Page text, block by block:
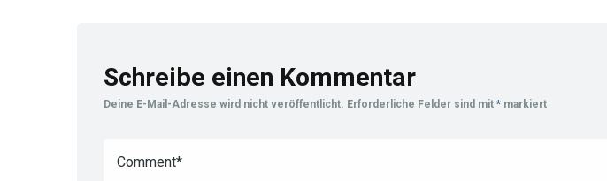
Schreibe einen Kommentar
Deine E-Mail-Adresse wird nicht veröffentlicht. Erforderliche Felder sind mit * markiert